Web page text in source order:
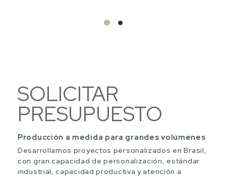
SOLICITAR
PRESUPUESTO
Producción a medida para grandes volúmenes
Desarrollamos proyectos personalizados en Brasil,
con gran capacidad de personalización, estándar
industrial, capacidad productiva y atención a